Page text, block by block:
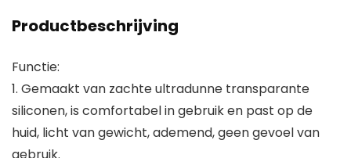
Productbeschrijving
Functie:
1. Gemaakt van zachte ultradunne transparante
siliconen, is comfortabel in gebruik en past op de
huid, licht van gewicht, ademend, geen gevoel van